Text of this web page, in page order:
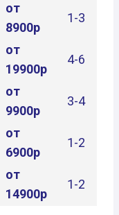
от
8900р
1-3
от
19900р
4-6
от
9900р
3-4
от
6900р
1-2
от
14900р
1-2